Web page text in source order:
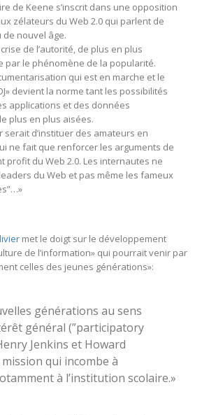
de Keene s’inscrit dans une opposition
zélateurs du Web 2.0 qui parlent de
nouvel âge.
crise de l’autorité, de plus en plus
par le phénomène de la popularité.
qui est en marche et le
devient la norme tant les possibilités
applications et des données
plus en plus aisées.
serait d’instituer des amateurs en
ne fait que renforcer les arguments de
profit du Web 2.0. Les internautes ne
du Web et pas même les fameux
met le doigt sur le développement
de l’information» qui pourrait venir par
celles des jeunes générations»:
générations au sens
général (”participatory
Jenkins et Howard
qui incombe à
à l’institution scolaire.»